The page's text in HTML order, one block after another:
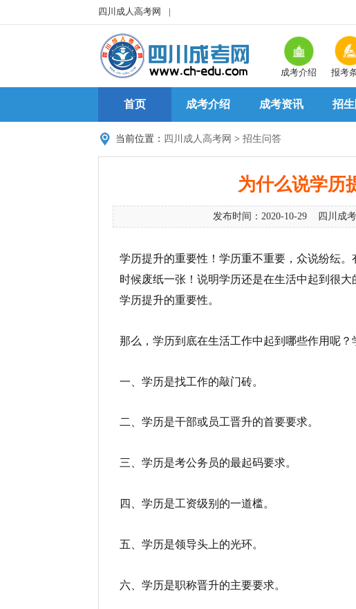
四川成人高考网 |
成考介绍 报考
首页 成考介绍 成考资讯 招
当前位置： 四川成人高考网 > 招生问答
为什么说学历
发布时间：2020-10-29 四川成
学历提升的重要性！学历重不重要，众说纷纭
时候废纸一张！说明学历还是在生活中起到很
学历提升的重要性。
那么，学历到底在生活工作中起到哪些作用呢
一、学历是找工作的敲门砖。
二、学历是干部或员工晋升的首要要求。
三、学历是考公务员的最起码要求。
四、学历是工资级别的一道槛。
五、学历是领导头上的光环。
六、学历是职称晋升的主要要求。